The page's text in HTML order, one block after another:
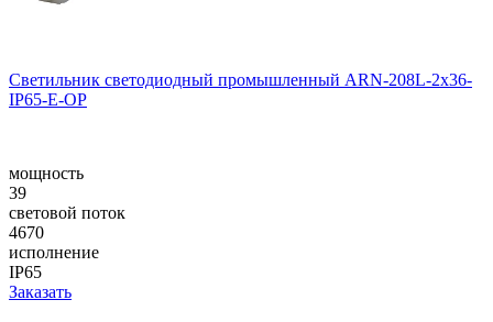
Cветильник cветодиодный промышленный ARN-208L-2x36-
IP65-E-OP
мощность
39
световой поток
4670
исполнение
IP65
Заказать